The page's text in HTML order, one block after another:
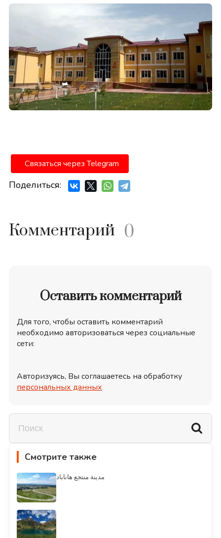
Связаться через Telegram
Поделиться:
Комментарий 0
Оставить комментарий
Для того, чтобы оставить комментарий
необходимо авторизоваться через социальные
сети:
Авторизуясь, Вы соглашаетесь на обработку
персональных данных
Смотрите также
مدينة منتجع هاناباد